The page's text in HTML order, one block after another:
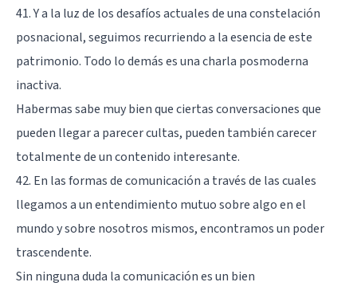
41. Y a la luz de los desafíos actuales de una constelación
posnacional, seguimos recurriendo a la esencia de este
patrimonio. Todo lo demás es una charla posmoderna
inactiva.
Habermas sabe muy bien que ciertas conversaciones que
pueden llegar a parecer cultas, pueden también carecer
totalmente de un contenido interesante.
42. En las formas de comunicación a través de las cuales
llegamos a un entendimiento mutuo sobre algo en el
mundo y sobre nosotros mismos, encontramos un poder
trascendente.
Sin ninguna duda la comunicación es un bien